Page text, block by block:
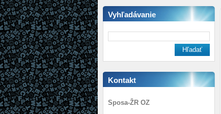
Vyhľadávanie
Kontakt
Sposa-ŽR OZ